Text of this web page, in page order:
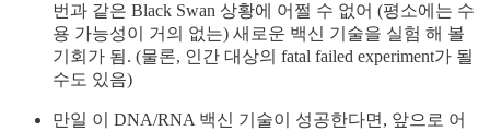
번과 같은 Black Swan 상황에 어쩔 수 없어 (평소에는 수
용 가능성이 거의 없는) 새로운 백신 기술을 실험 해 볼
기회가 됨. (물론, 인간 대상의 fatal failed experiment가 될
수도 있음)
만일 이 DNA/RNA 백신 기술이 성공한다면, 앞으로 어